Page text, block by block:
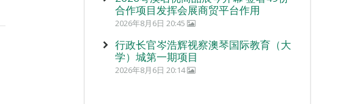
合作项目发挥会展商贸平台作用
2026年8月6日 20:45
行政长官岑浩辉视察澳琴国际教育（大
学）城第一期项目
2026年8月6日 20:14